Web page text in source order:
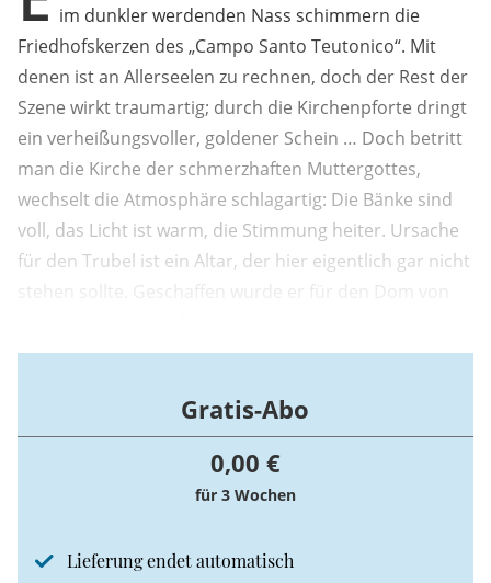
im dunkler werdenden Nass schimmern die
Friedhofskerzen des „Campo Santo Teutonico“. Mit
denen ist an Allerseelen zu rechnen, doch der Rest der
Szene wirkt traumartig; durch die Kirchenpforte dringt
ein verheißungsvoller, goldener Schein … Doch betritt
man die Kirche der schmerzhaften Muttergottes,
wechselt die Atmosphäre schlagartig: Die Bänke sind
voll, das Licht ist warm, die Stimmung heiter. Ursache
für den Trubel ist ein Altar, der hier eigentlich gar nicht
stehen sollte. Geschaffen wurde er für den Dom von
Gratis-Abo
0,00 €
für 3 Wochen
Lieferung endet automatisch